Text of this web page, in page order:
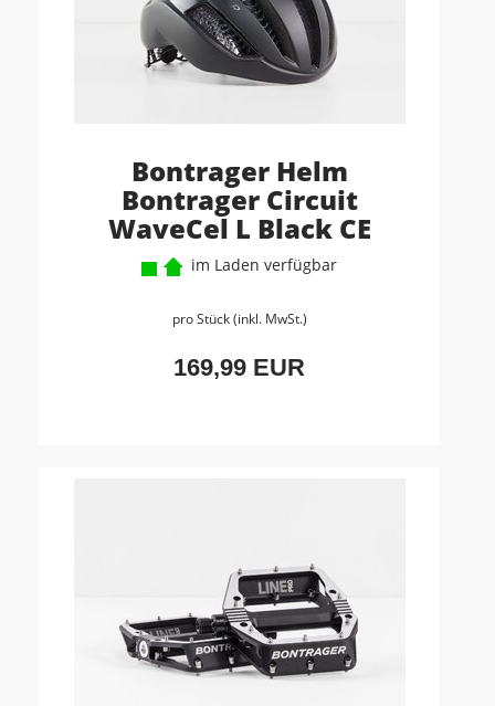
Bontrager Helm
Bontrager Circuit
WaveCel L Black CE
im Laden verfügbar
pro Stück (inkl. MwSt.)
169,99 EUR